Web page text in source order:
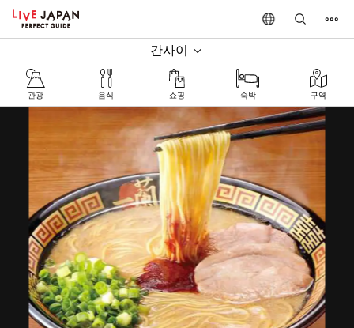
간사이
관광 음식 쇼핑 숙박 구역